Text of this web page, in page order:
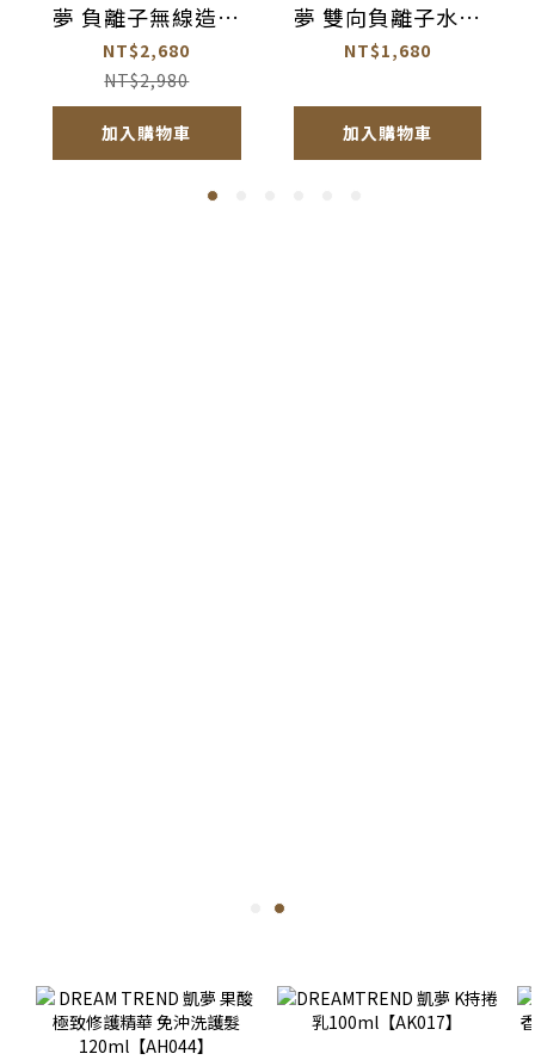
夢 負離子無線造型
梳【AC003】
NT$2,680
NT$2,980
加入購物車
夢 雙向負離子水光
離子夾【AC005】
NT$1,680
加入購物車